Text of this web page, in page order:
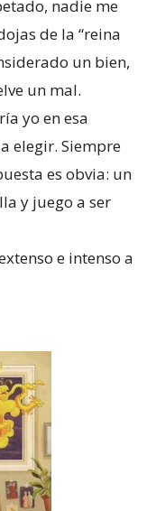
nadie me
de la “reina
un bien,
un mal.
yo en esa
elegir. Siempre
es obvia: un
y juego a ser
e intenso a